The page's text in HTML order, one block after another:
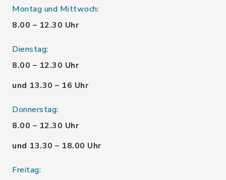
Montag und Mittwoch:
8.00 – 12.30 Uhr
Dienstag:
8.00 – 12.30 Uhr
und 13.30 – 16 Uhr
Donnerstag:
8.00 – 12.30 Uhr
und 13.30 – 18.00 Uhr
Freitag: